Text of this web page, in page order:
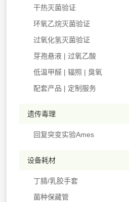
干热灭菌验证
环氧乙烷灭菌验证
过氧化氢灭菌验证
芽孢悬液 | 过氧乙酸
低温甲醛 | 辐照 | 臭氧
配套产品 | 定制服务
遗传毒理
回复突变实验Ames
设备耗材
丁腈/乳胶手套
菌种保藏管